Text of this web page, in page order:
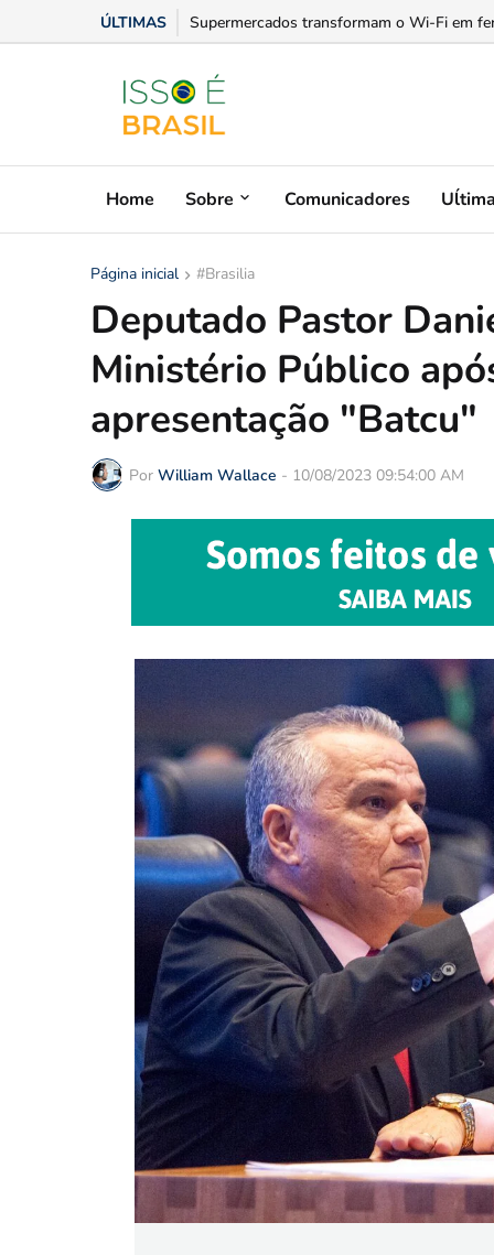
ÚLTIMAS Supermercados transformam o Wi-Fi em
Se liga na fatura: Equatorial Goiás explica
Home Sobre Comunicadores
Página inicial #Brasilia
Deputado Pastor
Ministério Público
apresentação "Batcu"
Por William Wallace - 10/08/2023 09:54:00 AM